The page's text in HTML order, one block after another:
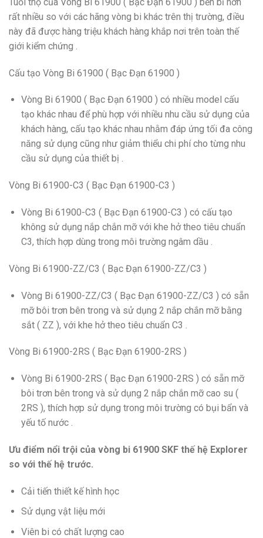
rất nhiều so với các hãng vòng bi khác trên thị trường, điều
này đã được hàng triệu khách hàng khắp nơi trên toàn thế
giới kiểm chứng .
Cấu tạo Vòng Bi 61900 ( Bạc Đạn 61900 )
Vòng Bi 61900 ( Bạc Đạn 61900 ) có nhiều model cấu
tạo khác nhau để phù hợp với nhiều nhu cầu sử dụng của
khách hàng, cấu tạo khác nhau nhằm đáp ứng tối đa công
năng sử dụng cũng như giảm thiểu chi phí cho từng nhu
cầu sử dụng của thiết bị .
Vòng Bi 61900-C3 ( Bạc Đạn 61900-C3 )
Vòng Bi 61900-C3 ( Bạc Đạn 61900-C3 ) có cấu tạo
không sử dụng nắp chắn mỡ với khe hở theo tiêu chuẩn
C3, thích hợp dùng trong môi trường ngâm dầu .
Vòng Bi 61900-ZZ/C3 ( Bạc Đạn 61900-ZZ/C3 )
Vòng Bi 61900-ZZ/C3 ( Bạc Đạn 61900-ZZ/C3 ) có sẵn
mỡ bôi trơn bên trong và sử dụng 2 nắp chắn mỡ bằng
sắt ( ZZ ), với khe hở theo tiêu chuẩn C3 .
Vòng Bi 61900-2RS ( Bạc Đạn 61900-2RS )
Vòng Bi 61900-2RS ( Bạc Đạn 61900-2RS ) có sẵn mỡ
bôi trơn bên trong và sử dụng 2 nắp chắn mỡ cao su (
2RS ), thích hợp sử dụng trong môi trường có bụi bẩn và
yếu tố nước .
Ưu điểm nổi trội của vòng bi 61900 SKF thế hệ Explorer
so với thế hệ trước.
Cải tiến thiết kế hình học
Sử dụng vật liệu mới
Viên bi có chất lượng cao